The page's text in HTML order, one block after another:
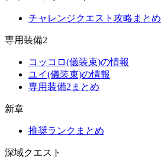
チャレンジクエスト攻略まとめ
専用装備2
コッコロ(儀装束)の情報
ユイ(儀装束)の情報
専用装備2まとめ
新章
推奨ランクまとめ
深域クエスト